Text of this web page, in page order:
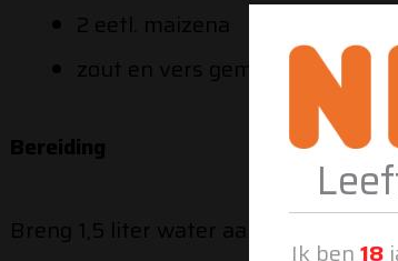
2 eetl. maizena
zout en vers gemalen peper
Bereiding
Breng 1,5 liter water aan de kook met
Ik ben18